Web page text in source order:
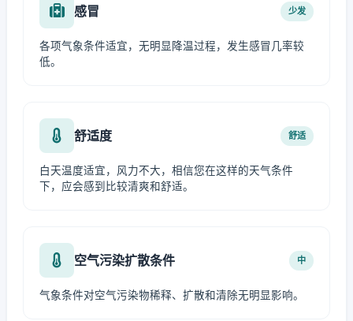
感冒 少发
各项气象条件适宜，无明显降温过程，发生感冒几率较
低。
舒适度 舒适
白天温度适宜，风力不大，相信您在这样的天气条件
下，应会感到比较清爽和舒适。
空气污染扩散条件 中
气象条件对空气污染物稀释、扩散和清除无明显影响。